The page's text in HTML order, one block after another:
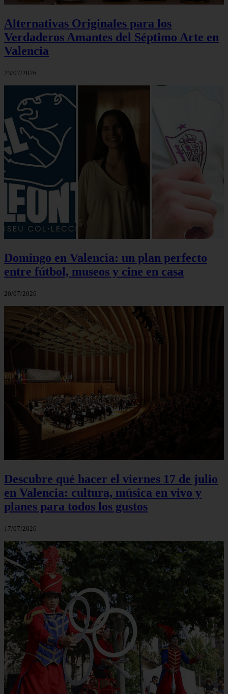
Alternativas Originales para los
Verdaderos Amantes del Séptimo Arte en
Valencia
23/07/2026
Domingo en Valencia: un plan perfecto
entre fútbol, museos y cine en casa
20/07/2026
Descubre qué hacer el viernes 17 de julio
en Valencia: cultura, música en vivo y
planes para todos los gustos
17/07/2026